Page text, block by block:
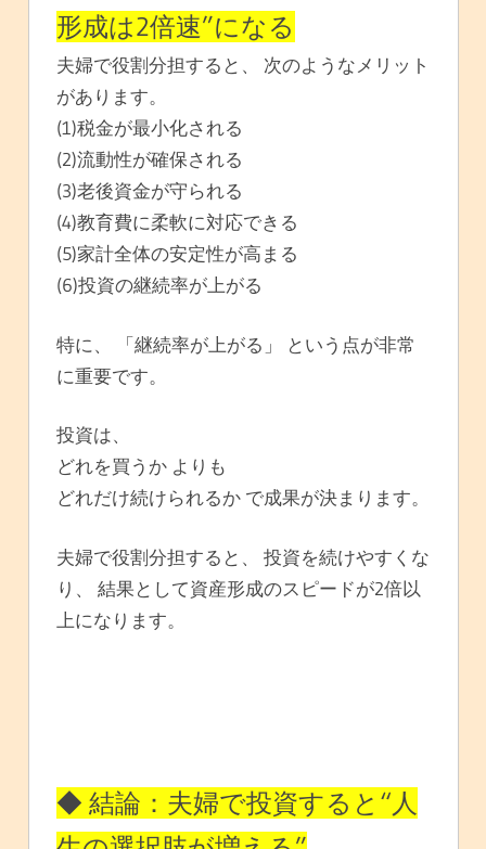
形成は2倍速”になる
夫婦で役割分担すると、 次のようなメリット
があります。
(1)税金が最小化される
(2)流動性が確保される
(3)老後資金が守られる
(4)教育費に柔軟に対応できる
(5)家計全体の安定性が高まる
(6)投資の継続率が上がる
特に、 「継続率が上がる」 という点が非常
に重要です。
投資は、
どれを買うか よりも
どれだけ続けられるか で成果が決まります。
夫婦で役割分担すると、 投資を続けやすくな
り、 結果として資産形成のスピードが2倍以
上になります。
◆ 結論：夫婦で投資すると“人